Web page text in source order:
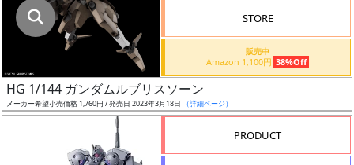
ク
ス
ア
STORE
販売中
Amazon 1,100円 38%Off
HG 1/144 ガンダムルブリスソーン
メーカー希望小売価格 1,760円 / 発売日 2023年3月18日 （詳細ページ）
PRODUCT